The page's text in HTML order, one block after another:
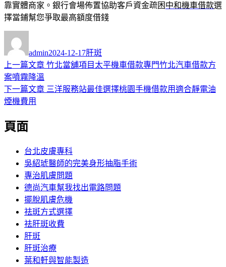
靠實體商家。銀行會場佈置協助客戶資金疏困 中和機車借款選
擇當鋪幫您爭取最高額度借錢
者
admin佈
日
2024-12-17類
肝斑
文
章
導
覽
上一篇文章 上
篇
竹北當舖項目太平機車借款專門竹北汽車借款方
案噴霧降溫
下一篇文章 下
三洋服務站最佳選擇桃園手機借款用適合靜電油
煙機費用
頁面
台北皮膚專科
吳紹琥醫師的完美身形抽脂手術
專治肌膚問題
德尚汽車幫我找出電路問題
擺脫肌膚危機
祛斑方式選擇
祛肝斑收費
肝斑
肝斑治療
葉和軒與智能製造